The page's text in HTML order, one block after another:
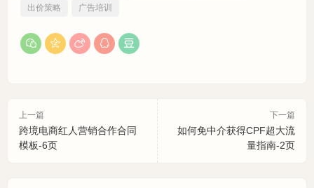
出价策略 广告培训
上一篇
跨境电商红人营销合作合同
模板-6页
下一篇
如何免中介获得CPF超大流
量指南-2页